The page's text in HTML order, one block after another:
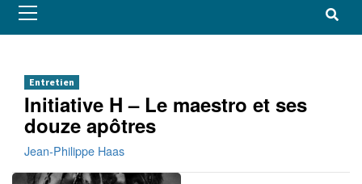
Menu
Entretien
Initiative H – Le maestro et ses
douze apôtres
Jean-Philippe Haas